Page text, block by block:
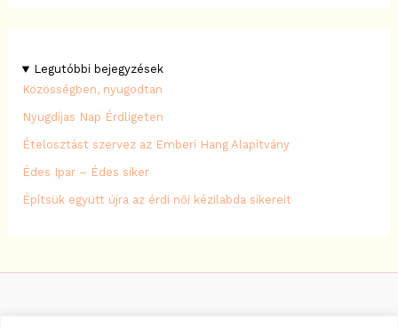
Legutóbbi bejegyzések
Közösségben, nyugodtan
Nyugdíjas Nap Érdligeten
Ételosztást szervez az Emberi Hang Alapítvány
Édes Ipar – Édes siker
Építsük együtt újra az érdi női kézilabda sikereit